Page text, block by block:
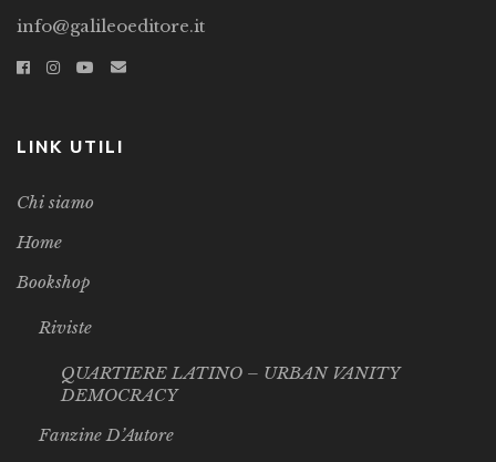
info@galileoeditore.it
LINK UTILI
Chi siamo
Home
Bookshop
Riviste
QUARTIERE LATINO – URBAN VANITY
DEMOCRACY
Fanzine D’Autore